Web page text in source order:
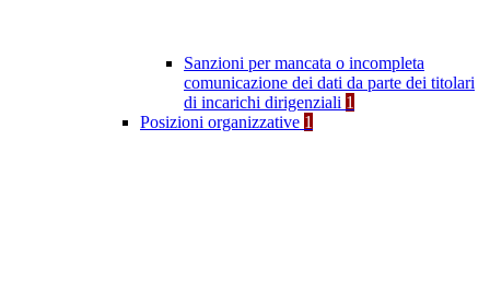
Sanzioni per mancata o incompleta
comunicazione dei dati da parte dei titolari
di incarichi dirigenziali 1
Posizioni organizzative 1